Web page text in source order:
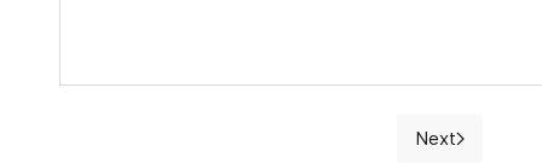
Next
Next